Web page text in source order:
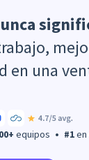
en una
equipos • #1en